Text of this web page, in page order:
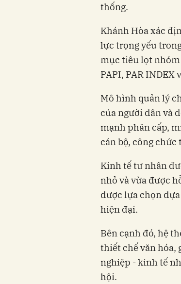
thống.
Khánh Hòa xác
lực trọng yếu
mục tiêu lọt nhóm
PAPI, PAR INDEX
Mô hình quản lý
của người dân và
mạnh phân cấp,
cán bộ, công
Kinh tế tư nhân
nhỏ và vừa được
được lựa chọn
hiện đại.
Bên cạnh đó, hệ
thiết chế văn hóa,
nghiệp - kinh tế
hội.